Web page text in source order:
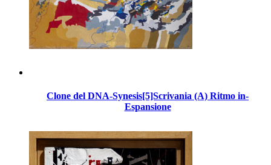
Clone del DNA-Synesis[5]Scrivania (A) Ritmo in-
Espansione